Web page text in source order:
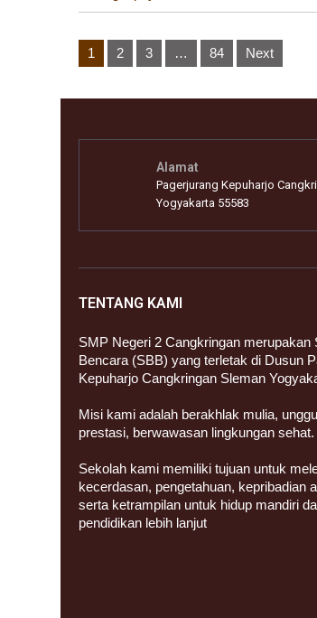
Posts
pagination
1 2 3 … 84 Next
Alamat
Pagerjurang Kepuharjo
Yogyakarta 55583
TENTANG KAMI
SMP Negeri 2 Cangkringan merupakan
Bencara (SBB) yang terletak di Dusun
Kepuharjo Cangkringan Sleman
Misi kami adalah berakhlak mulia,
prestasi, berwawasan lingkungan sehat.
Sekolah kami memiliki tujuan untuk
kecerdasan, pengetahuan, kepribadian
serta ketrampilan untuk hidup mandiri
pendidikan lebih lanjut